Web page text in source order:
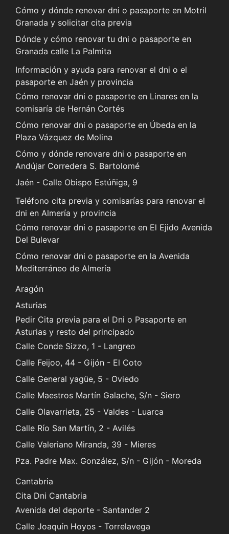
Cómo y dónde renovar dni o pasaporte en Motril
Granada y solicitar cita previa
Dónde y cómo renovar tu dni o pasaporte en
Granada calle La Palmita
Información y ayuda para renovar el dni o el
pasaporte en Jaén y provincia
Cómo renovar dni o pasaporte en Linares en la
comisaría de Hernán Cortés
Cómo renovar dni o pasaporte en Úbeda en la
Plaza Vázquez de Molina
Cómo y dónde renovare dni o pasaporte en
Andújar Corredera S. Bartolomé
Jaén - Calle Obispo Estúñiga, 9
Teléfono cita previa y comisarías para renovar el
dni en Almería y provincia
Cómo renovar dni o pasaporte en El Ejido Avenida
Del Bulevar
Cómo renovar dni o pasaporte en la Avenida
Mediterráneo de Almería
Aragón
Asturias
Pedir Cita previa para el Dni o Pasaporte en
Asturias y resto del principado
Calle Conde Sizzo, 1 - Langreo
Calle Feijoo, 44 - Gijón - El Coto
Calle General yagüe, 5 - Oviedo
Calle Maestros Martín Galache, S/n - Siero
Calle Olavarrieta, 25 - Valdes - Luarca
Calle Río San Martín, 2 - Avilés
Calle Valeriano Miranda, 39 - Mieres
Pza. Padre Max. González, S/n - Gijón - Moreda
Cantabria
Cita Dni Cantabria
Avenida del deporte - Santander 2
Calle Joaquín Hoyos - Torrelavega